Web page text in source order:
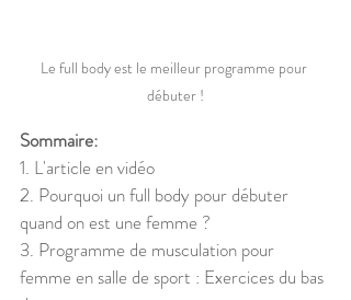
Le full body est le meilleur programme pour
débuter !
Sommaire:
1. L'article en vidéo
2. Pourquoi un full body pour débuter
quand on est une femme ?
3. Programme de musculation pour
femme en salle de sport : Exercices du bas